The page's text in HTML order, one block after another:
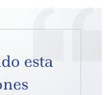
esta